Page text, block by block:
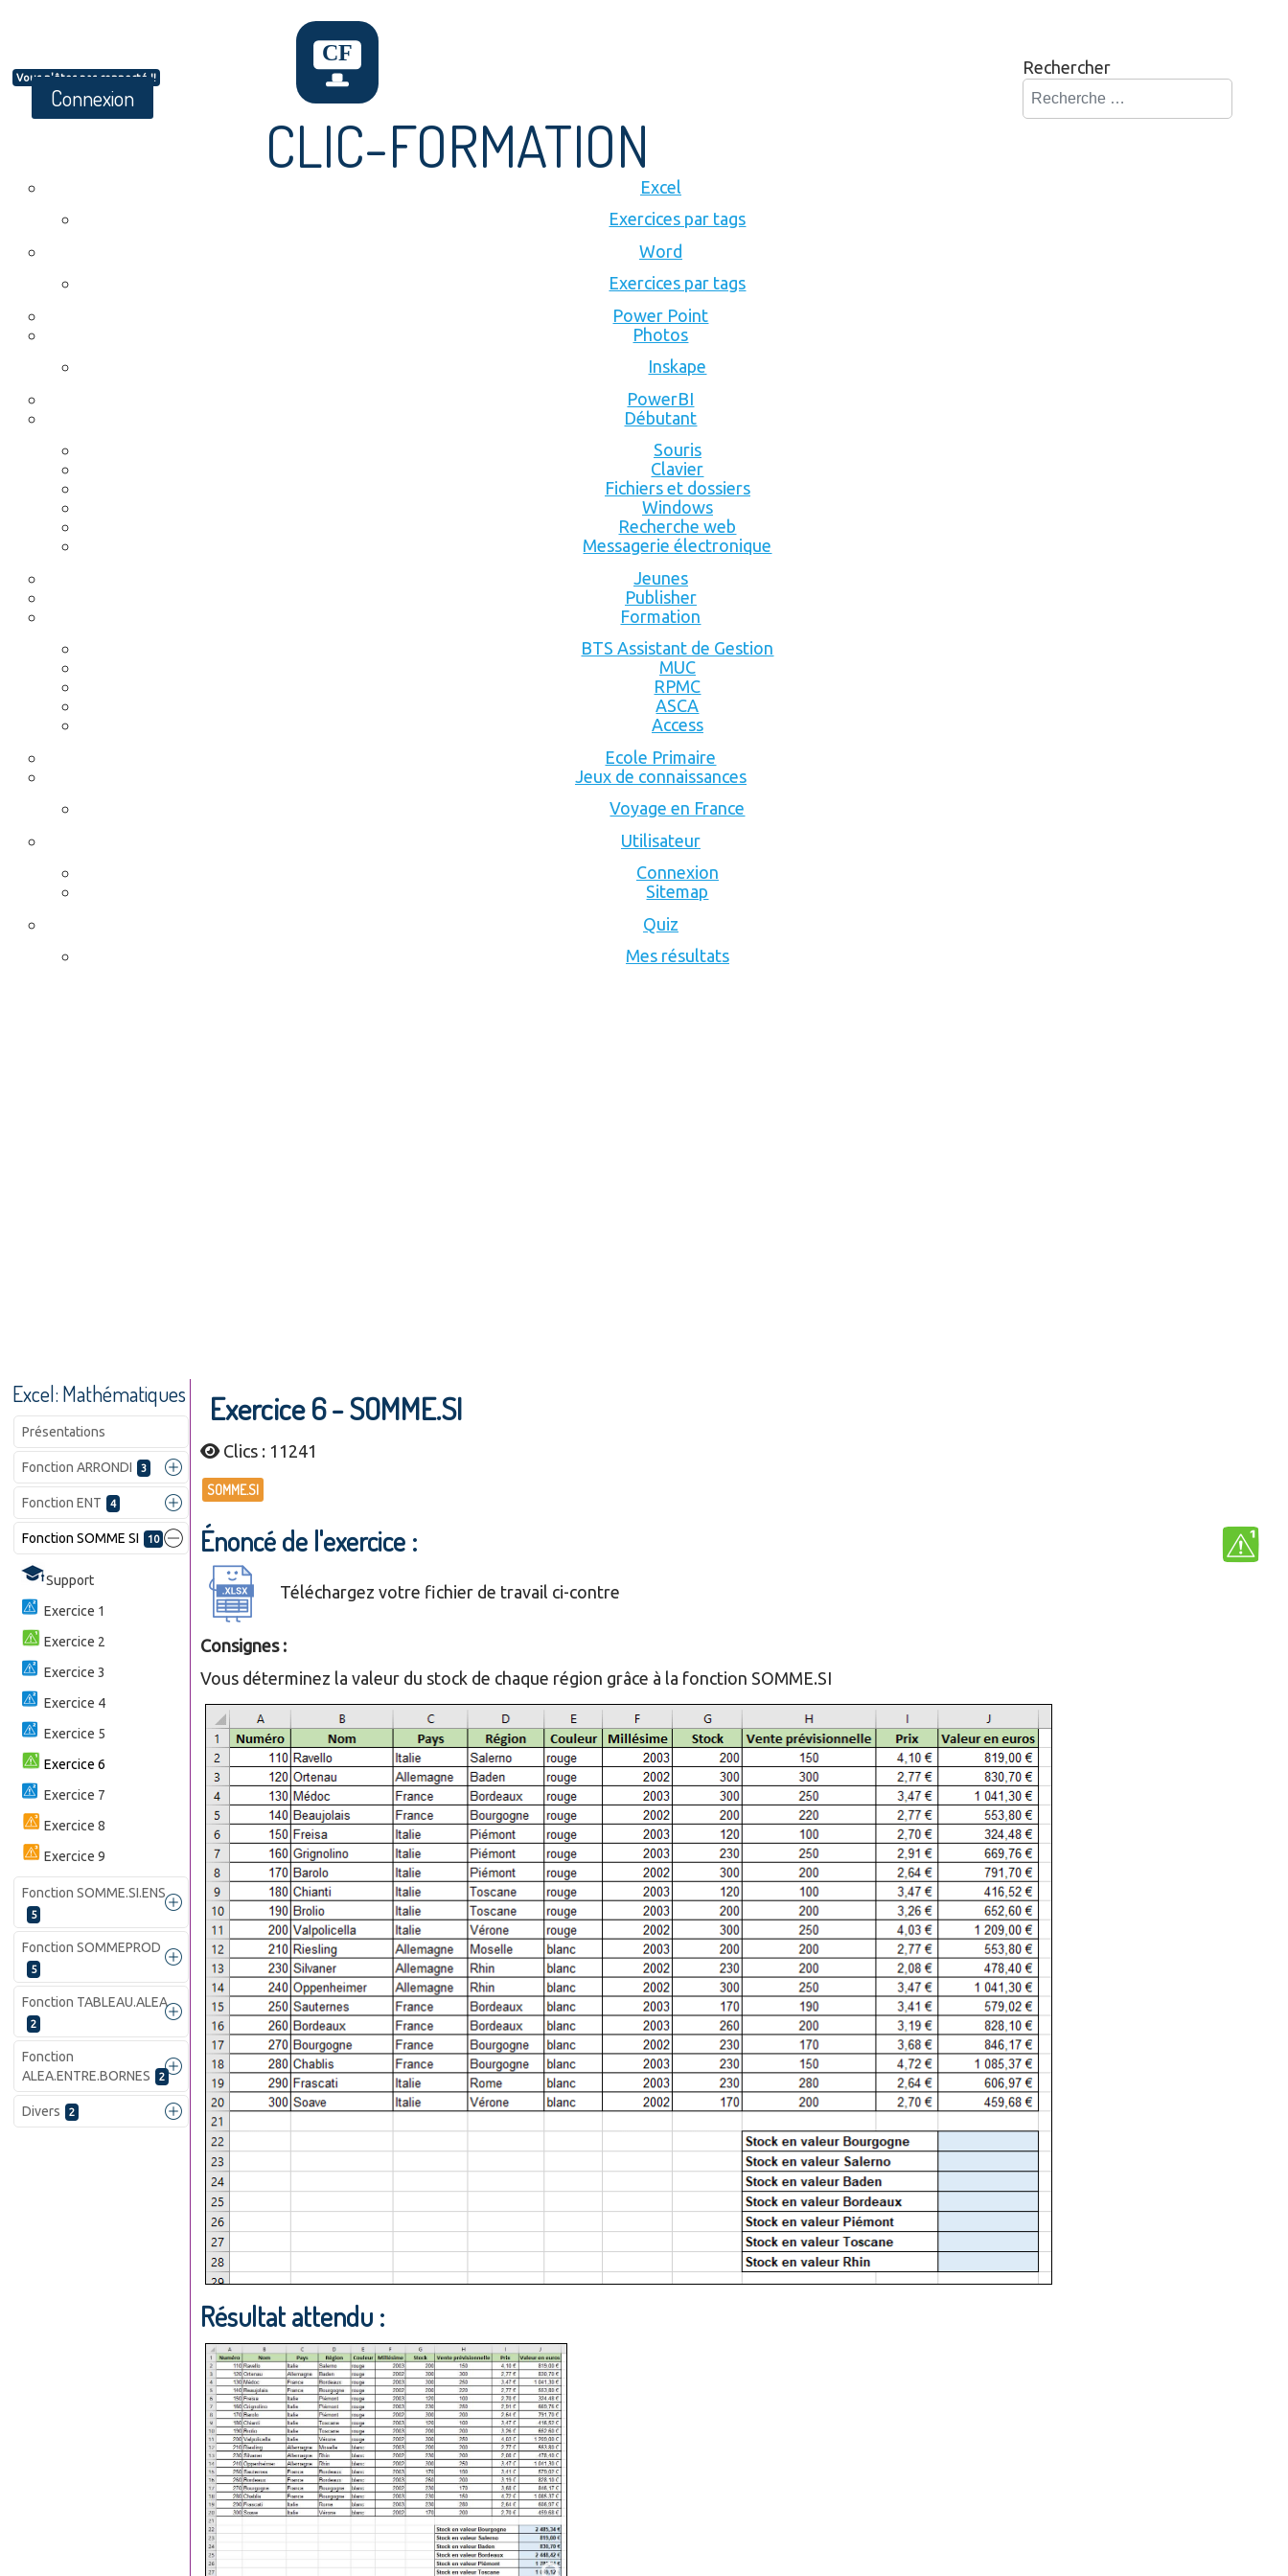
Vous n'êtes pas connecté !!
Connexion
CLIC-FORMATION
Rechercher
Excel
Exercices par tags
Word
Exercices par tags
Power Point
Photos
Inskape
PowerBI
Débutant
Souris
Clavier
Fichiers et dossiers
Windows
Recherche web
Messagerie électronique
Jeunes
Publisher
Formation
BTS Assistant de Gestion
MUC
RPMC
ASCA
Access
Ecole Primaire
Jeux de connaissances
Voyage en France
Utilisateur
Connexion
Sitemap
Quiz
Mes résultats
Excel: Mathématiques
Présentations
Fonction ARRONDI 3
Fonction ENT 4
Fonction SOMME SI 10
Support
Exercice 1
Exercice 2
Exercice 3
Exercice 4
Exercice 5
Exercice 6
Exercice 7
Exercice 8
Exercice 9
Fonction SOMME.SI.ENS
5
Fonction SOMMEPROD
5
Fonction TABLEAU.ALEA
2
Fonction
ALEA.ENTRE.BORNES
2
Divers 2
Exercice 6 - SOMME.SI
Clics : 11241
SOMME.SI
Énoncé de l'exercice :
Téléchargez votre fichier de travail ci-contre
Consignes :
Vous déterminez la valeur du stock de chaque région grâce à la fonction SOMME.SI
Résultat attendu :